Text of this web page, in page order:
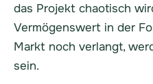
das Projekt chaotisch
Vermögenswert in der
Markt noch verlangt,
sein.